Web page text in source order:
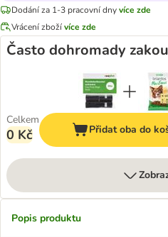
Dodání za 1-3 pracovní dnyvíce zde
Vrácení zbožívíce zde
Často dohromady
Celkem
0 Kč Přidat oba do
Popis produktu